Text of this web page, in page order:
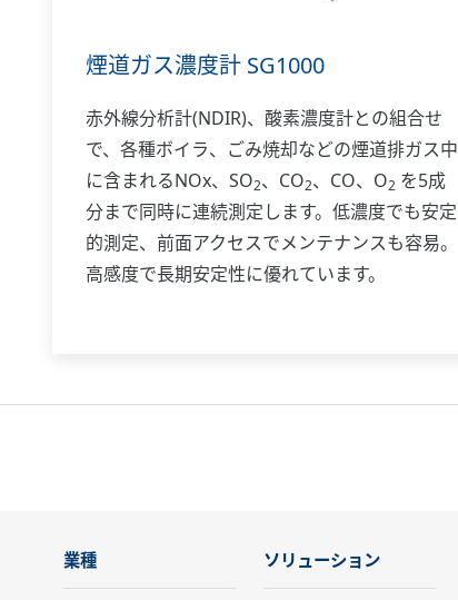
煙道ガス濃度計 SG1000
赤外線分析計(NDIR)、酸素濃度計との組合せ
で、各種ボイラ、ごみ焼却などの煙道排ガス中
に含まれるNOx、SO2、CO2、CO、O2 を5成
分まで同時に連続測定します。低濃度でも安定
的測定、前面アクセスでメンテナンスも容易。
高感度で長期安定性に優れています。
業種 ソリューション